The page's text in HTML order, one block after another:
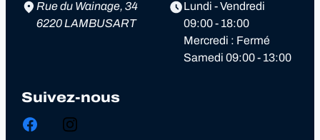
Rue du Wainage, 34
6220 LAMBUSART
Lundi - Vendredi
09:00 - 18:00
Mercredi : Fermé
Samedi 09:00 - 13:00
Suivez-nous